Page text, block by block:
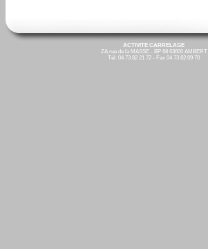
ACTIVITE CARRELAGE
ZA rue de la MASSE - BP 68 63600 AMBERT
Tél. 04 73 82 21 72 - Fax 04 73 82 09 70